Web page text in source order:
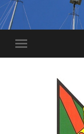
Toggle
mobiel